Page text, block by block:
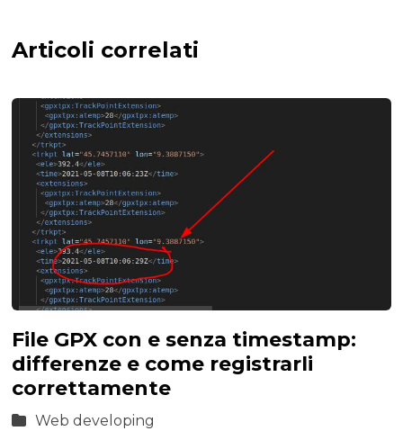
Articoli correlati
File GPX con e senza timestamp:
differenze e come registrarli
correttamente
Web developing